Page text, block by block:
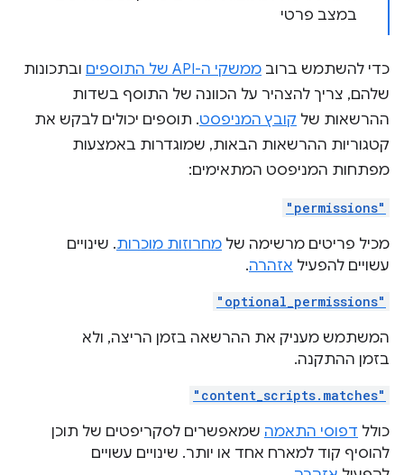
במצב פרטי
כדי להשתמש ברוב ממשקי ה-API של התוספים
ובתכונות
שלהם, צריך להצהיר על הכוונה של התוסף בשדות
ההרשאות של קובץ המניפסט. תוספים יכולים לבקש את
קטגוריות ההרשאות הבאות, שמוגדרות באמצעות
מפתחות המניפסט המתאימים:
"permissions"
מכיל פריטים מרשימה של מחרוזות מוכרות. שינויים
עשויים להפעיל אזהרה.
"optional_permissions"
המשתמש מעניק את ההרשאה בזמן הריצה, ולא
בזמן ההתקנה.
"content_scripts.matches"
כולל דפוסי התאמה שמאפשרים לסקריפטים של תוכן
להוסיף קוד למארח אחד או יותר. שינויים עשויים